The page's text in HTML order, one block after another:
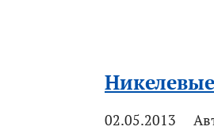
02.05.2013